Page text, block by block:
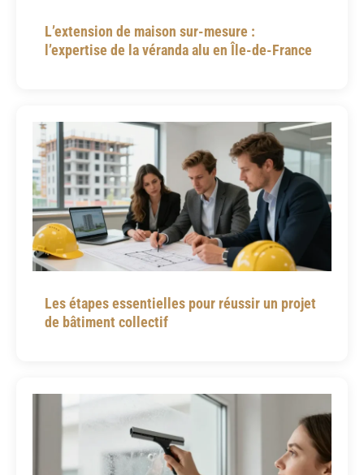
L’extension de maison sur-mesure :
l’expertise de la véranda alu en Île-de-France
Les étapes essentielles pour réussir un projet
de bâtiment collectif